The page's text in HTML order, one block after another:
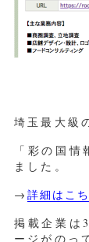
埼玉最大級
「彩の国
ました。
→詳細はこ
掲載企業は
ージがのっ